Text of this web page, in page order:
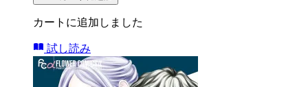
カートに追加しました
試し読み